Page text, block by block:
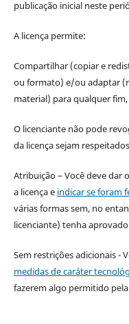
publicação inicial neste
A licença permite:
Compartilhar (copiar e
ou formato) e/ou adaptar
material) para qualquer
O licenciante não pode
da licença sejam
Atribuição – Você deve dar o
a licença e indicar se foram
várias formas sem, no
licenciante) tenha
Sem restrições adicionais -
medidas de caráter
fazerem algo permitido pela